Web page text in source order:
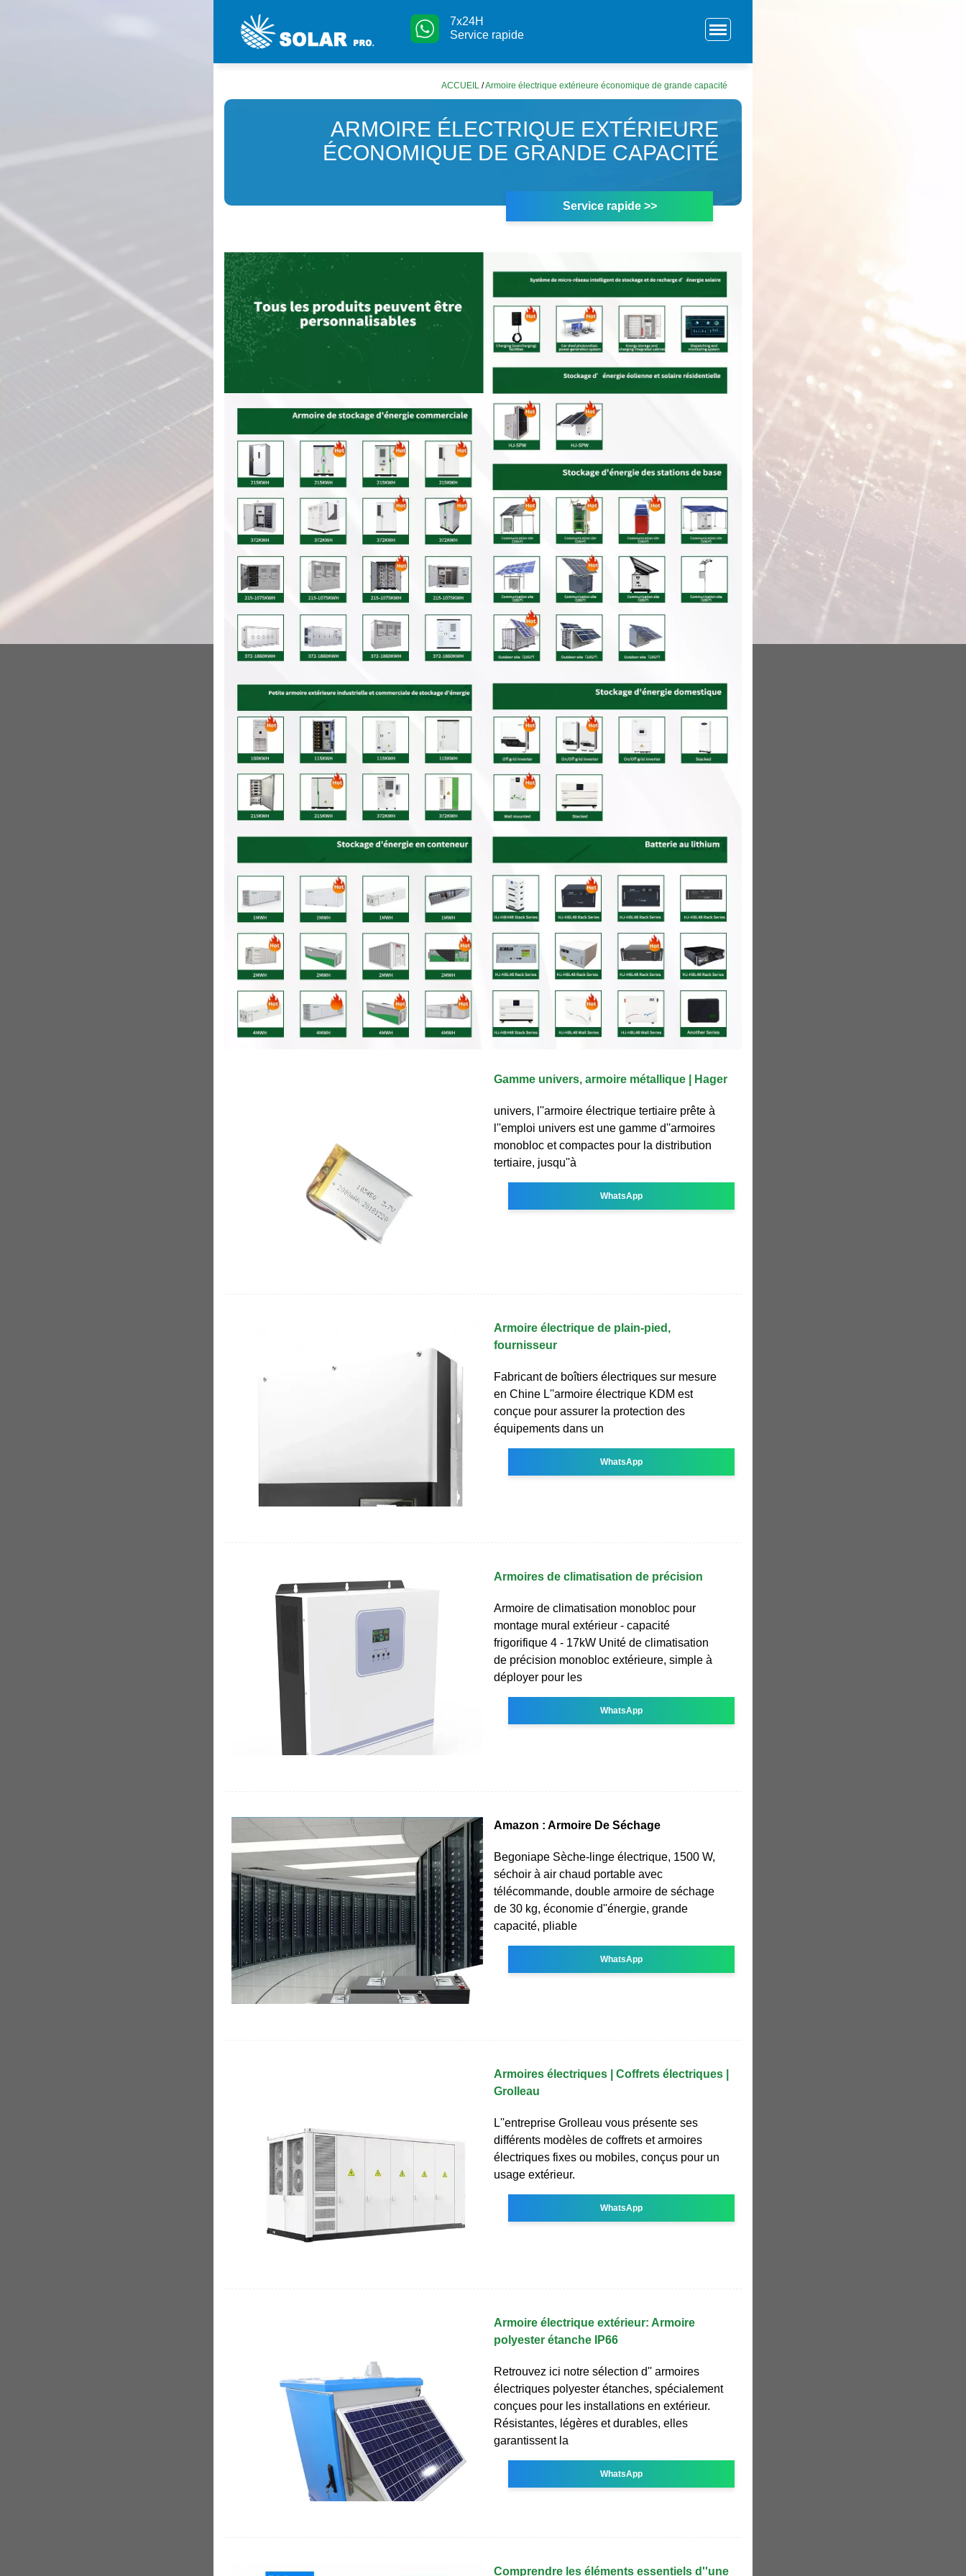
7x24H
Service rapide
ACCUEIL /Armoire électrique extérieure économique de grande capacité
ARMOIRE ÉLECTRIQUE EXTÉRIEURE
ÉCONOMIQUE DE GRANDE CAPACITÉ
Service rapide >>
Gamme univers, armoire métallique | Hager
univers, l''armoire électrique tertiaire prête à
l''emploi univers est une gamme d''armoires
monobloc et compactes pour la distribution
tertiaire, jusqu''à
WhatsApp
Armoire électrique de plain-pied,
fournisseur
Fabricant de boîtiers électriques sur mesure
en Chine L''armoire électrique KDM est
conçue pour assurer la protection des
équipements dans un
WhatsApp
Armoires de climatisation de précision
Armoire de climatisation monobloc pour
montage mural extérieur - capacité
frigorifique 4 - 17kW Unité de climatisation
de précision monobloc extérieure, simple à
déployer pour les
WhatsApp
Amazon : Armoire De Séchage
Begoniape Sèche-linge électrique, 1500 W,
séchoir à air chaud portable avec
télécommande, double armoire de séchage
de 30 kg, économie d''énergie, grande
capacité, pliable
WhatsApp
Armoires électriques | Coffrets électriques |
Grolleau
L''entreprise Grolleau vous présente ses
différents modèles de coffrets et armoires
électriques fixes ou mobiles, conçus pour un
usage extérieur.
WhatsApp
Armoire électrique extérieur: Armoire
polyester étanche IP66
Retrouvez ici notre sélection d'' armoires
électriques polyester étanches, spécialement
conçues pour les installations en extérieur.
Résistantes, légères et durables, elles
garantissent la
WhatsApp
Comprendre les éléments essentiels d''une